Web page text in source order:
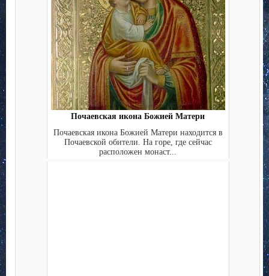
Почаевская икона Божией Матери
Почаевская икона Божией Матери находится в
Почаевской обители. На горе, где сейчас
расположен монаст...